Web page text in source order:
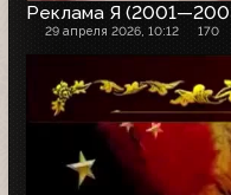
Реклама Я
29 апреля 2026, 10:12 170